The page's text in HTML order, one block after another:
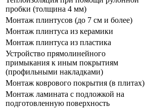
пробки (толщина 4 мм)
Монтаж плинтусов (до 7 см и более)
Монтаж плинтуса из керамики
Монтаж плинтуса из пластика
Устройство прямолинейного
примыкания к иным покрытиям
(профильными накладками)
Монтаж коврового покрытия (в плитах)
Монтаж ламината с подложкой на
подготовленную поверхность